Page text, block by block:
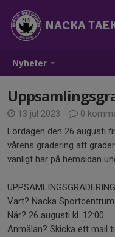
Nyheter
NACKA
13 jul 2023
0
Lördagen den 26 augusti
vårens gradering att
vanligt här på hemsidan
UPPSAMLINGSGRADERING
Vart? Nacka
När? 26 augusti kl. 12:00
Anmälan? Skicka ett mail